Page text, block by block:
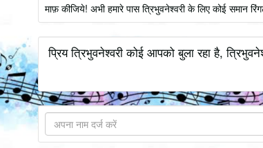
माफ़ कीजिये! अभी हमारे पास त्रिभुवनेश्वरी के लिए कोई समान
प्रिय त्रिभुवनेश्वरी कोई आपको बुला रहा है,